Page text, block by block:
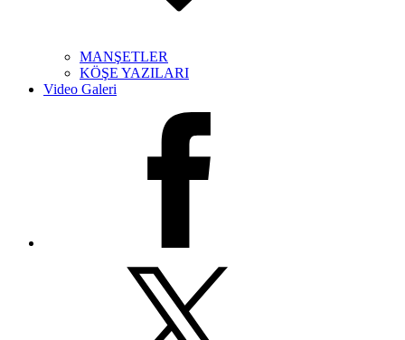
MANŞETLER
KÖŞE YAZILARI
Video Galeri